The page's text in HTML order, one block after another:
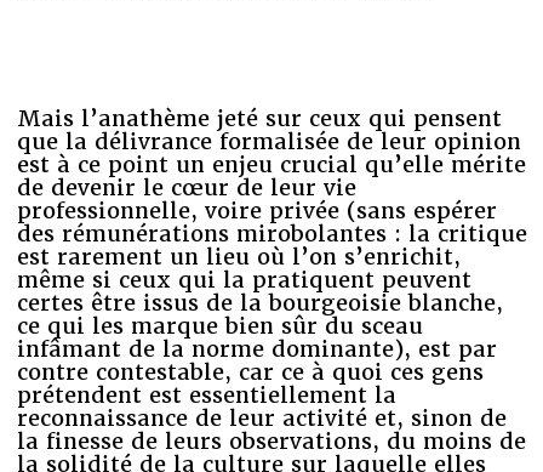
Mais l’anathème jeté sur ceux qui pensent
que la délivrance formalisée de leur opinion
est à ce point un enjeu crucial qu’elle mérite
de devenir le cœur de leur vie
professionnelle, voire privée (sans espérer
des rémunérations mirobolantes : la critique
est rarement un lieu où l’on s’enrichit,
même si ceux qui la pratiquent peuvent
certes être issus de la bourgeoisie blanche,
ce qui les marque bien sûr du sceau
infâmant de la norme dominante), est par
contre contestable, car ce à quoi ces gens
prétendent est essentiellement la
reconnaissance de leur activité et, sinon de
la finesse de leurs observations, du moins de
la solidité de la culture sur laquelle elles